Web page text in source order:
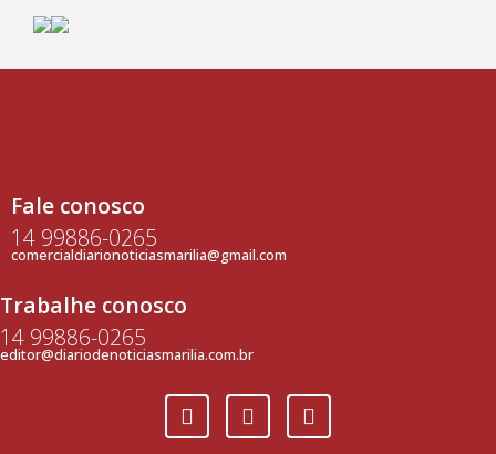
Fale conosco
14 99886-0265
comercialdiarionoticiasmarilia@gmail.com
Trabalhe conosco
14 99886-0265
editor@diariodenoticiasmarilia.com.br